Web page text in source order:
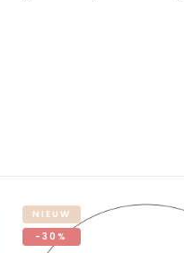
NIEUW
-30%